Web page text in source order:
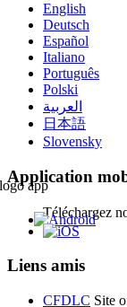
English
Deutsch
Español
Italiano
Português
Polski
العربية
日本語
Slovensky
Application
Téléchargez
Liens amis
CFDLC Site